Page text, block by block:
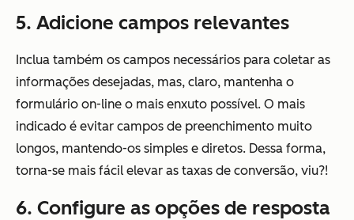
5. Adicione campos relevantes
Inclua também os campos necessários para coletar as
informações desejadas, mas, claro, mantenha o
formulário on-line o mais enxuto possível. O mais
indicado é evitar campos de preenchimento muito
longos, mantendo-os simples e diretos. Dessa forma,
torna-se mais fácil elevar as taxas de conversão, viu?!
6. Configure as opções de resposta